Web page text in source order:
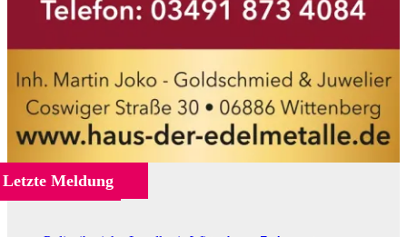
Letzte Meldung